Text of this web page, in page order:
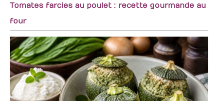
Tomates farcies au poulet : recette gourmande au
four